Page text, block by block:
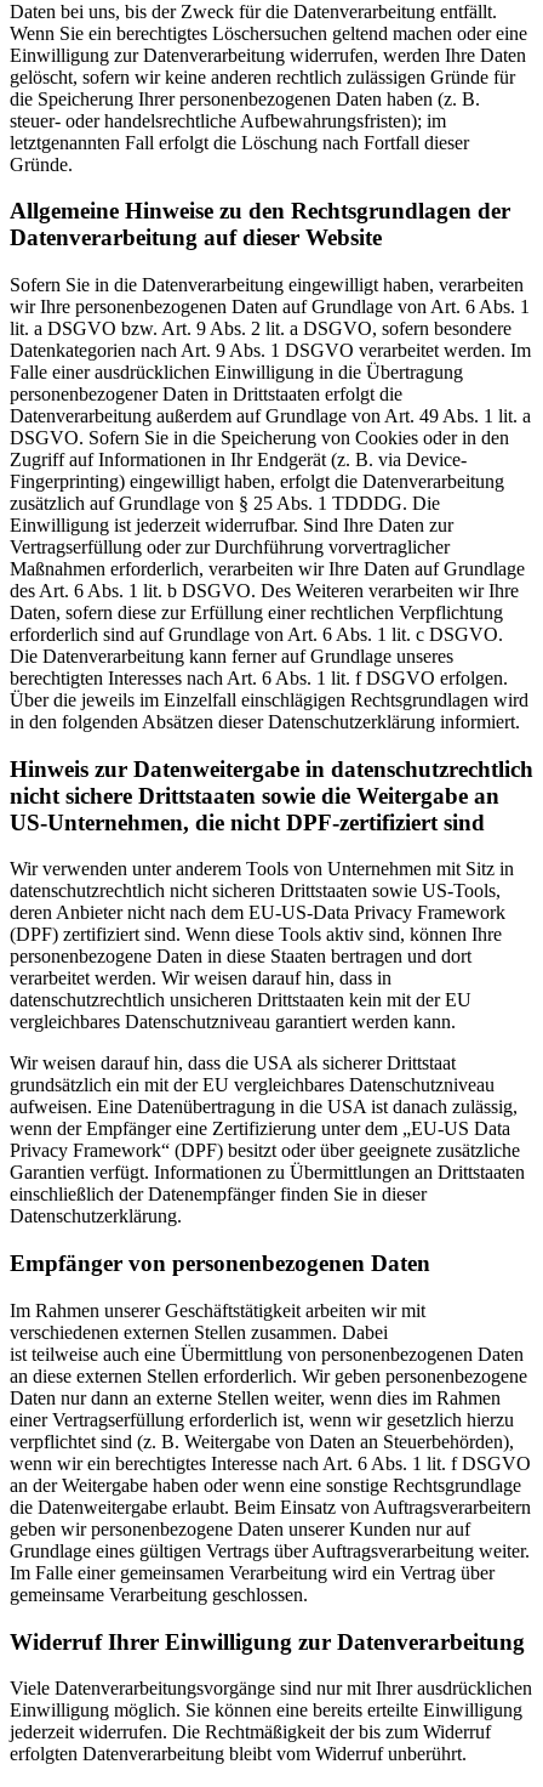
Daten bei uns, bis der Zweck für die Datenverarbeitung entfällt.
Wenn Sie ein berechtigtes Löschersuchen geltend machen oder eine
Einwilligung zur Datenverarbeitung widerrufen, werden Ihre Daten
gelöscht, sofern wir keine anderen rechtlich zulässigen Gründe für
die Speicherung Ihrer personenbezogenen Daten haben (z. B.
steuer- oder handelsrechtliche Aufbewahrungsfristen); im
letztgenannten Fall erfolgt die Löschung nach Fortfall dieser
Gründe.
Allgemeine Hinweise zu den Rechtsgrundlagen der
Datenverarbeitung auf dieser Website
Sofern Sie in die Datenverarbeitung eingewilligt haben, verarbeiten
wir Ihre personenbezogenen Daten auf Grundlage von Art. 6 Abs. 1
lit. a DSGVO bzw. Art. 9 Abs. 2 lit. a DSGVO, sofern besondere
Datenkategorien nach Art. 9 Abs. 1 DSGVO verarbeitet werden. Im
Falle einer ausdrücklichen Einwilligung in die Übertragung
personenbezogener Daten in Drittstaaten erfolgt die
Datenverarbeitung außerdem auf Grundlage von Art. 49 Abs. 1 lit. a
DSGVO. Sofern Sie in die Speicherung von Cookies oder in den
Zugriff auf Informationen in Ihr Endgerät (z. B. via Device-
Fingerprinting) eingewilligt haben, erfolgt die Datenverarbeitung
zusätzlich auf Grundlage von § 25 Abs. 1 TDDDG. Die
Einwilligung ist jederzeit widerrufbar. Sind Ihre Daten zur
Vertragserfüllung oder zur Durchführung vorvertraglicher
Maßnahmen erforderlich, verarbeiten wir Ihre Daten auf Grundlage
des Art. 6 Abs. 1 lit. b DSGVO. Des Weiteren verarbeiten wir Ihre
Daten, sofern diese zur Erfüllung einer rechtlichen Verpflichtung
erforderlich sind auf Grundlage von Art. 6 Abs. 1 lit. c DSGVO.
Die Datenverarbeitung kann ferner auf Grundlage unseres
berechtigten Interesses nach Art. 6 Abs. 1 lit. f DSGVO erfolgen.
Über die jeweils im Einzelfall einschlägigen Rechtsgrundlagen wird
in den folgenden Absätzen dieser Datenschutzerklärung informiert.
Hinweis zur Datenweitergabe in datenschutzrechtlich
nicht sichere Drittstaaten sowie die Weitergabe an
US-Unternehmen, die nicht DPF-zertifiziert sind
Wir verwenden unter anderem Tools von Unternehmen mit Sitz in
datenschutzrechtlich nicht sicheren Drittstaaten sowie US-Tools,
deren Anbieter nicht nach dem EU-US-Data Privacy Framework
(DPF) zertifiziert sind. Wenn diese Tools aktiv sind, können Ihre
personenbezogene Daten in diese Staaten bertragen und dort
verarbeitet werden. Wir weisen darauf hin, dass in
datenschutzrechtlich unsicheren Drittstaaten kein mit der EU
vergleichbares Datenschutzniveau garantiert werden kann.
Wir weisen darauf hin, dass die USA als sicherer Drittstaat
grundsätzlich ein mit der EU vergleichbares Datenschutzniveau
aufweisen. Eine Datenübertragung in die USA ist danach zulässig,
wenn der Empfänger eine Zertifizierung unter dem „EU-US Data
Privacy Framework“ (DPF) besitzt oder über geeignete zusätzliche
Garantien verfügt. Informationen zu Übermittlungen an Drittstaaten
einschließlich der Datenempfänger finden Sie in dieser
Datenschutzerklärung.
Empfänger von personenbezogenen Daten
Im Rahmen unserer Geschäftstätigkeit arbeiten wir mit
verschiedenen externen Stellen zusammen. Dabei
ist teilweise auch eine Übermittlung von personenbezogenen Daten
an diese externen Stellen erforderlich. Wir geben personenbezogene
Daten nur dann an externe Stellen weiter, wenn dies im Rahmen
einer Vertragserfüllung erforderlich ist, wenn wir gesetzlich hierzu
verpflichtet sind (z. B. Weitergabe von Daten an Steuerbehörden),
wenn wir ein berechtigtes Interesse nach Art. 6 Abs. 1 lit. f DSGVO
an der Weitergabe haben oder wenn eine sonstige Rechtsgrundlage
die Datenweitergabe erlaubt. Beim Einsatz von Auftragsverarbeitern
geben wir personenbezogene Daten unserer Kunden nur auf
Grundlage eines gültigen Vertrags über Auftragsverarbeitung weiter.
Im Falle einer gemeinsamen Verarbeitung wird ein Vertrag über
gemeinsame Verarbeitung geschlossen.
Widerruf Ihrer Einwilligung zur Datenverarbeitung
Viele Datenverarbeitungsvorgänge sind nur mit Ihrer ausdrücklichen
Einwilligung möglich. Sie können eine bereits erteilte Einwilligung
jederzeit widerrufen. Die Rechtmäßigkeit der bis zum Widerruf
erfolgten Datenverarbeitung bleibt vom Widerruf unberührt.